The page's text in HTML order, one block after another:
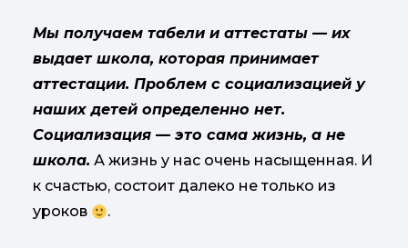
Мы получаем табели и аттестаты — их
выдает школа, которая принимает
аттестации. Проблем с социализацией у
наших детей определенно нет.
Социализация — это сама жизнь, а не
школа. А жизнь у нас очень насыщенная. И
к счастью, состоит далеко не только из
уроков
.